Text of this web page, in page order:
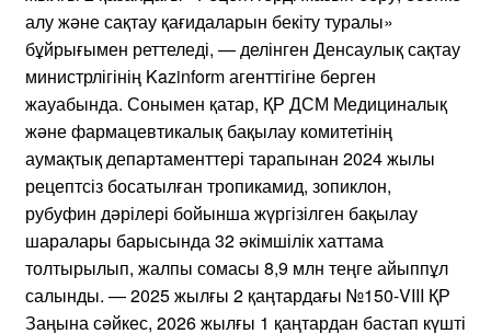
алу және сақтау қағидаларын бекіту туралы»
бұйрығымен реттеледі, — делінген Денсаулық сақтау
министрлігінің Kazinform агенттігіне берген
жауабында. Сонымен қатар, ҚР ДСМ Медициналық
және фармацевтикалық бақылау комитетінің
аумақтық департаменттері тарапынан 2024 жылы
рецептсіз босатылған тропикамид, зопиклон,
рубуфин дәрілері бойынша жүргізілген бақылау
шаралары барысында 32 әкімшілік хаттама
толтырылып, жалпы сомасы 8,9 млн теңге айыппұл
салынды. — 2025 жылғы 2 қаңтардағы №150-VIII ҚР
Заңына сәйкес, 2026 жылғы 1 қаңтардан бастап күшті